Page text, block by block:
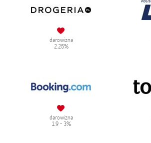
darowizna
2.25%
darowizna
1.9 - 3%